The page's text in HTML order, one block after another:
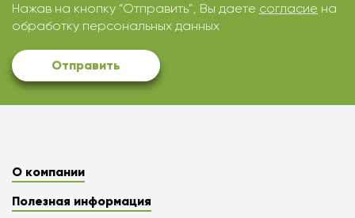
Нажав на кнопку “Отправить”, Вы даете согласие на
обработку персональных данных
Отправить
О компании
Полезная информация